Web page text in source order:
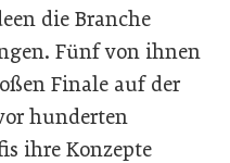
die Branche
Fünf von ihnen
Finale auf der
hunderten
ihre Konzepte